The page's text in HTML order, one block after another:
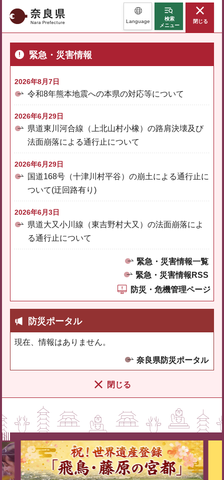
奈良県 Language
検索
メニュー
閉じる
緊急・災害情報
2026年8月7日
令和8年熊本地震への本県の対応等について
2026年6月29日
県道東川河合線（上北山村小橡）の路肩決壊及び
法面崩落による通行止について
2026年6月29日
国道168号（十津川村平谷）の崩土による通行止に
ついて(迂回路有り)
2026年6月3日
県道大又小川線（東吉野村大又）の法面崩落によ
る通行止について
緊急・災害情報一覧
緊急・災害情報RSS
防災・危機管理ページ
防災ポータル
現在、情報はありません。
奈良県防災ポータル
閉じる